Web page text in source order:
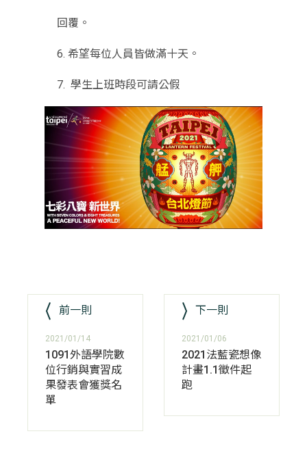
回覆。
6. 希望每位人員皆做滿十天。
7. 學生上班時段可請公假
前一則
2021/01/14
1091外語學院數
位行銷與實習成
果發表會獲獎名
單
下一則
2021/01/06
2021法藍瓷想像
計畫1.1徵件起
跑